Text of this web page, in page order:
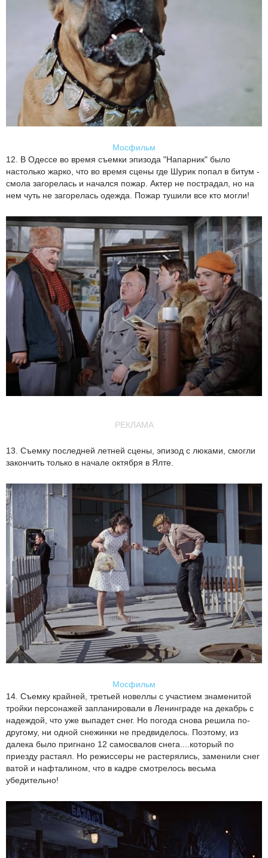
Мосфильм
12. В Одессе во время съемки эпизода "Напарник" было
настолько жарко, что во время сцены где Шурик попал в битум -
смола загорелась и начался пожар. Актер не пострадал, но на
нем чуть не загорелась одежда. Пожар тушили все кто могли!
РЕКЛАМА
13. Съемку последней летней сцены, эпизод с люками, смогли
закончить только в начале октября в Ялте.
Мосфильм
14. Съемку крайней, третьей новеллы с участием знаменитой
тройки персонажей запланировали в Ленинграде на декабрь с
надеждой, что уже выпадет снег. Но погода снова решила по-
другому, ни одной снежинки не предвиделось. Поэтому, из
далека было пригнано 12 самосвалов снега....который по
приезду растаял. Но режиссеры не растерялись, заменили снег
ватой и нафталином, что в кадре смотрелось весьма
убедительно!